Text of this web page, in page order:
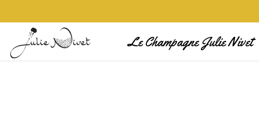
Le Champagne Julie Nivet